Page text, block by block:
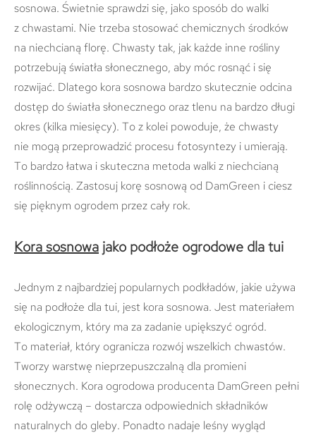
sosnowa. Świetnie sprawdzi się, jako sposób do walki
z chwastami. Nie trzeba stosować chemicznych środków
na niechcianą florę. Chwasty tak, jak każde inne rośliny
potrzebują światła słonecznego, aby móc rosnąć i się
rozwijać. Dlatego kora sosnowa bardzo skutecznie odcina
dostęp do światła słonecznego oraz tlenu na bardzo długi
okres (kilka miesięcy). To z kolei powoduje, że chwasty
nie mogą przeprowadzić procesu fotosyntezy i umierają.
To bardzo łatwa i skuteczna metoda walki z niechcianą
roślinnością. Zastosuj korę sosnową od DamGreen i ciesz
się pięknym ogrodem przez cały rok.
Kora sosnowa jako podłoże ogrodowe dla tui
Jednym z najbardziej popularnych podkładów, jakie używa
się na podłoże dla tui, jest kora sosnowa. Jest materiałem
ekologicznym, który ma za zadanie upiększyć ogród.
To materiał, który ogranicza rozwój wszelkich chwastów.
Tworzy warstwę nieprzepuszczalną dla promieni
słonecznych. Kora ogrodowa producenta DamGreen pełni
rolę odżywczą – dostarcza odpowiednich składników
naturalnych do gleby. Ponadto nadaje leśny wygląd